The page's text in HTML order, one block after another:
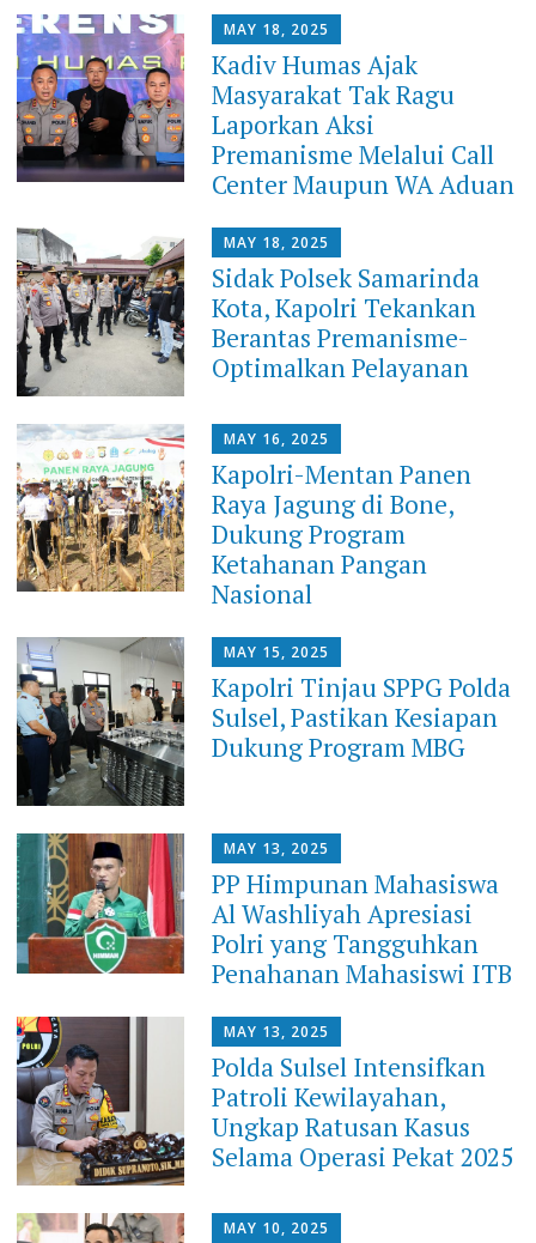
MAY 18, 2025
Kadiv Humas Ajak
Masyarakat Tak Ragu
Laporkan Aksi
Premanisme Melalui Call
Center Maupun WA Aduan
MAY 18, 2025
Sidak Polsek Samarinda
Kota, Kapolri Tekankan
Berantas Premanisme-
Optimalkan Pelayanan
MAY 16, 2025
Kapolri-Mentan Panen
Raya Jagung di Bone,
Dukung Program
Ketahanan Pangan
Nasional
MAY 15, 2025
Kapolri Tinjau SPPG Polda
Sulsel, Pastikan Kesiapan
Dukung Program MBG
MAY 13, 2025
PP Himpunan Mahasiswa
Al Washliyah Apresiasi
Polri yang Tangguhkan
Penahanan Mahasiswi ITB
MAY 13, 2025
Polda Sulsel Intensifkan
Patroli Kewilayahan,
Ungkap Ratusan Kasus
Selama Operasi Pekat 2025
MAY 10, 2025